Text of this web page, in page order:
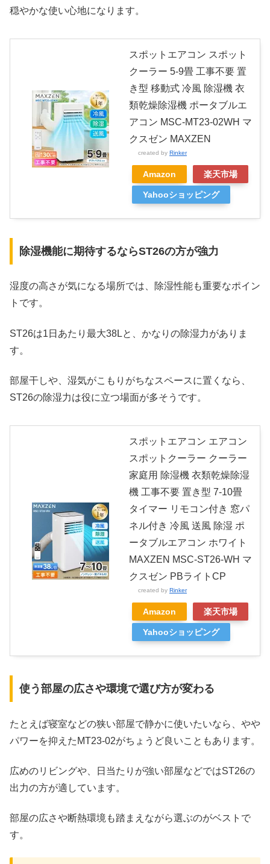
穏やかな使い心地になります。
スポットエアコン スポット
クーラー 5-9畳 工事不要 置
き型 移動式 冷風 除湿機 衣
類乾燥除湿機 ポータブルエ
アコン MSC-MT23-02WH マ
クスゼン MAXZEN
created by Rinker
Amazon 楽天市場
Yahooショッピング
除湿機能に期待するならST26の方が強力
湿度の高さが気になる場所では、除湿性能も重要なポイン
トです。
ST26は1日あたり最大38Lと、かなりの除湿力がありま
す。
部屋干しや、湿気がこもりがちなスペースに置くなら、
ST26の除湿力は役に立つ場面が多そうです。
スポットエアコン エアコン
スポットクーラー クーラー
家庭用 除湿機 衣類乾燥除湿
機 工事不要 置き型 7-10畳
タイマー リモコン付き 窓パ
ネル付き 冷風 送風 除湿 ポ
ータブルエアコン ホワイト
MAXZEN MSC-ST26-WH マ
クスゼン PBライトCP
created by Rinker
Amazon 楽天市場
Yahooショッピング
使う部屋の広さや環境で選び方が変わる
たとえば寝室などの狭い部屋で静かに使いたいなら、やや
パワーを抑えたMT23-02がちょうど良いこともあります。
広めのリビングや、日当たりが強い部屋などではST26の
出力の方が適しています。
部屋の広さや断熱環境も踏まえながら選ぶのがベストで
す。